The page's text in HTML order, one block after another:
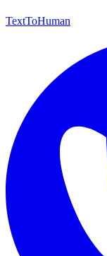
TextToHuman